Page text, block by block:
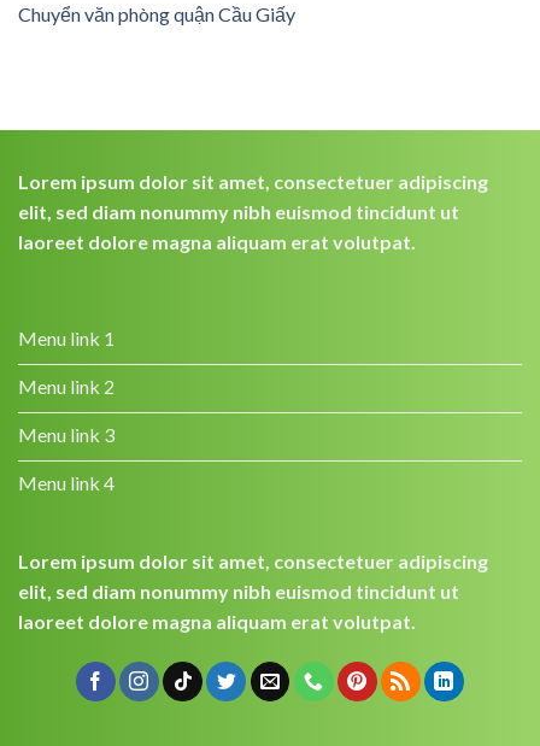
Chuyển văn phòng quận Cầu Giấy
Lorem ipsum dolor sit amet, consectetuer adipiscing
elit, sed diam nonummy nibh euismod tincidunt ut
laoreet dolore magna aliquam erat volutpat.
Menu link 1
Menu link 2
Menu link 3
Menu link 4
Lorem ipsum dolor sit amet, consectetuer adipiscing
elit, sed diam nonummy nibh euismod tincidunt ut
laoreet dolore magna aliquam erat volutpat.